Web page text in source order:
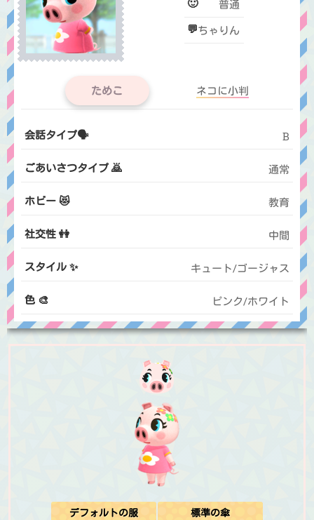
🙂
普通
💬ちゃりん
ためこ ネコに小判
会話タイプ🗣️ B
ごあいさつタイプ 🙇 通常
ホビー 😻 教育
社交性 👭 中間
スタイル ✨ キュート/ゴージャス
色 🎨 ピンク/ホワイト
デフォルトの服 標準の傘